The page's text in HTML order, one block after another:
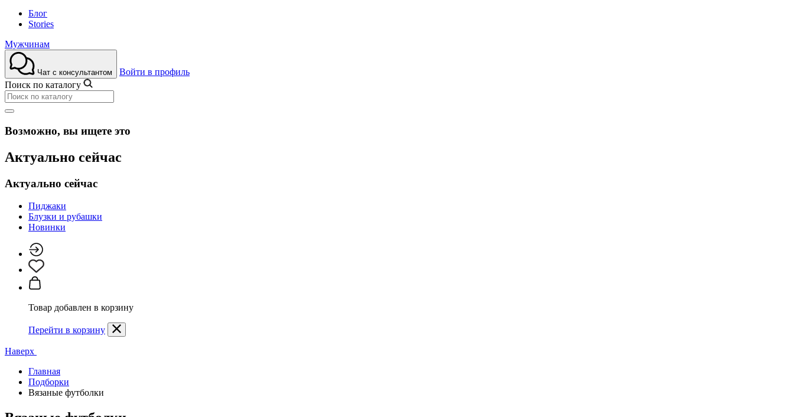
Блог
Stories
Мужчинам
Чат с консультантом
Войти в профиль
Поиск по каталогу
Возможно, вы ищете это
Актуально сейчас
Актуально сейчас
Пиджаки
Блузки и рубашки
Новинки
Товар добавлен в корзину
Перейти в корзину
Наверх
Главная
Подборки
Вязаные футболки